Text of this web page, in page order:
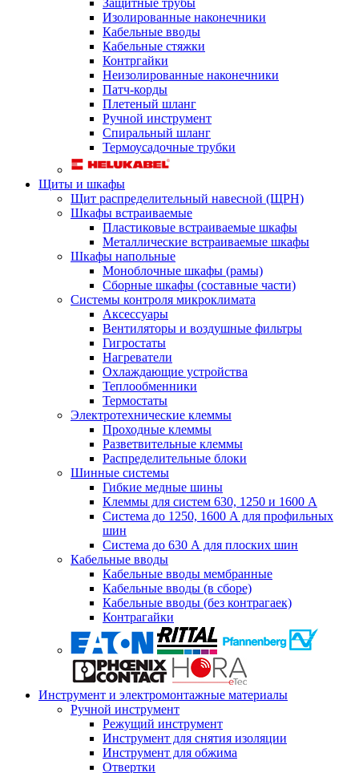
Защитные трубы
Изолированные наконечники
Кабельные вводы
Кабельные стяжки
Контргайки
Неизолированные наконечники
Патч-корды
Плетеный шланг
Ручной инструмент
Спиральный шланг
Термоусадочные трубки
Щиты и шкафы
Щит распределительный навесной (ЩРН)
Шкафы встраиваемые
Пластиковые встраиваемые шкафы
Металлические встраиваемые шкафы
Шкафы напольные
Моноблочные шкафы (рамы)
Сборные шкафы (составные части)
Системы контроля микроклимата
Аксессуары
Вентиляторы и воздушные фильтры
Гигростаты
Нагреватели
Охлаждающие устройства
Теплообменники
Термостаты
Электротехнические клеммы
Проходные клеммы
Разветвительные клеммы
Распределительные блоки
Шинные системы
Гибкие медные шины
Клеммы для систем 630, 1250 и 1600 А
Система до 1250, 1600 А для профильных
шин
Система до 630 А для плоских шин
Кабельные вводы
Кабельные вводы мембранные
Кабельные вводы (в сборе)
Кабельные вводы (без контрагаек)
Контрагайки
Инструмент и электромонтажные материалы
Ручной инструмент
Режущий инструмент
Инструмент для снятия изоляции
Инструмент для обжима
Отвертки